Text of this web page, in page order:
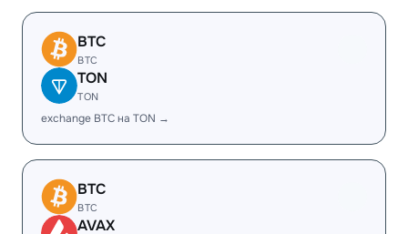
BTC
BTC
TON
TON
exchange BTC на TON →
BTC
BTC
AVAX